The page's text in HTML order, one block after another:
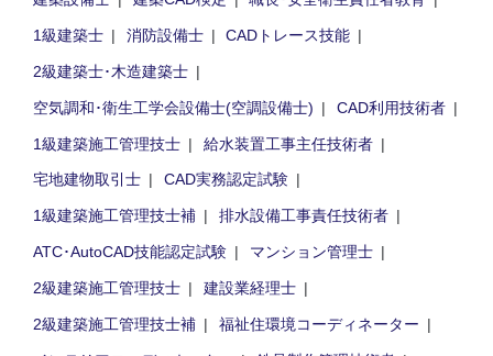
1級建築士
消防設備士
CADトレース技能
2級建築士･木造建築士
空気調和･衛生工学会設備士(空調設備士)
CAD利用技術者
1級建築施工管理技士
給水装置工事主任技術者
宅地建物取引士
CAD実務認定試験
1級建築施工管理技士補
排水設備工事責任技術者
ATC･AutoCAD技能認定試験
マンション管理士
2級建築施工管理技士
建設業経理士
2級建築施工管理技士補
福祉住環境コーディネーター